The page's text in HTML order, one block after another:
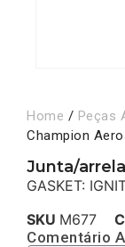
Home / Peças
Champion
Junta/
GASKET:
SKU M677
Comentário